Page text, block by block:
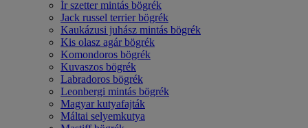
Ír szetter mintás bögrék
Jack russel terrier bögrék
Kaukázusi juhász mintás bögrék
Kis olasz agár bögrék
Komondoros bögrék
Kuvaszos bögrék
Labradoros bögrék
Leonbergi mintás bögrék
Magyar kutyafajták
Máltai selyemkutya